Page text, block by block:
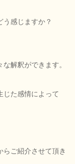
う感じますか？
解釈ができます。
じた感情によって
ご紹介させて頂き